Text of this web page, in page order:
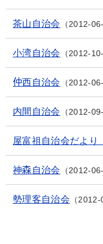
茶山自治会 2012-
小湾自治会 2012-
仲西自治会 2012-
内間自治会 2012-
屋富祖自治会だよ
神森自治会 2012-
勢理客自治会 2012-